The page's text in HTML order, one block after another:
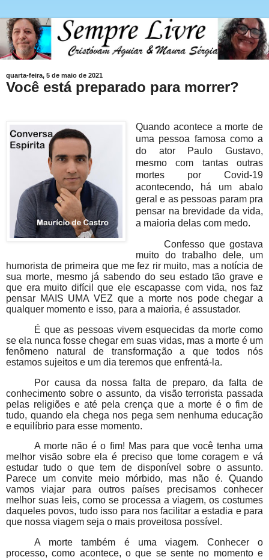
quarta-feira, 5 de maio de 2021
Você está preparado para morrer?
Quando acontece a morte de
uma pessoa famosa como a
do ator Paulo Gustavo,
mesmo com tantas outras
mortes por Covid-19
acontecendo, há um abalo
geral e as pessoas param pra
pensar na brevidade da vida,
a maioria delas com medo.
Confesso que gostava
muito do trabalho dele, um
humorista de primeira que me fez rir muito, mas a notícia de
sua morte, mesmo já sabendo do seu estado tão grave e
que era muito difícil que ele escapasse com vida, nos faz
pensar MAIS UMA VEZ que a morte nos pode chegar a
qualquer momento e isso, para a maioria, é assustador.
É que as pessoas vivem esquecidas da morte como
se ela nunca fosse chegar em suas vidas, mas a morte é um
fenômeno natural de transformação a que todos nós
estamos sujeitos e um dia teremos que enfrentá-la.
Por causa da nossa falta de preparo, da falta de
conhecimento sobre o assunto, da visão terrorista passada
pelas religiões e até pela crença que a morte é o fim de
tudo, quando ela chega nos pega sem nenhuma educação
e equilíbrio para esse momento.
A morte não é o fim! Mas para que você tenha uma
melhor visão sobre ela é preciso que tome coragem e vá
estudar tudo o que tem de disponível sobre o assunto.
Parece um convite meio mórbido, mas não é. Quando
vamos viajar para outros países precisamos conhecer
melhor suas leis, como se processa a viagem, os costumes
daqueles povos, tudo isso para nos facilitar a estadia e para
que nossa viagem seja o mais proveitosa possível.
A morte também é uma viagem. Conhecer o
processo, como acontece, o que se sente no momento e